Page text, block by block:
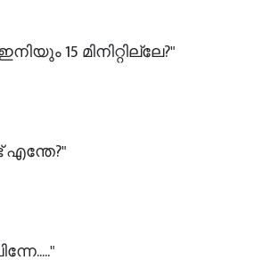
15 മിനിറ്റില്ലേ?"
എന്തേ?"